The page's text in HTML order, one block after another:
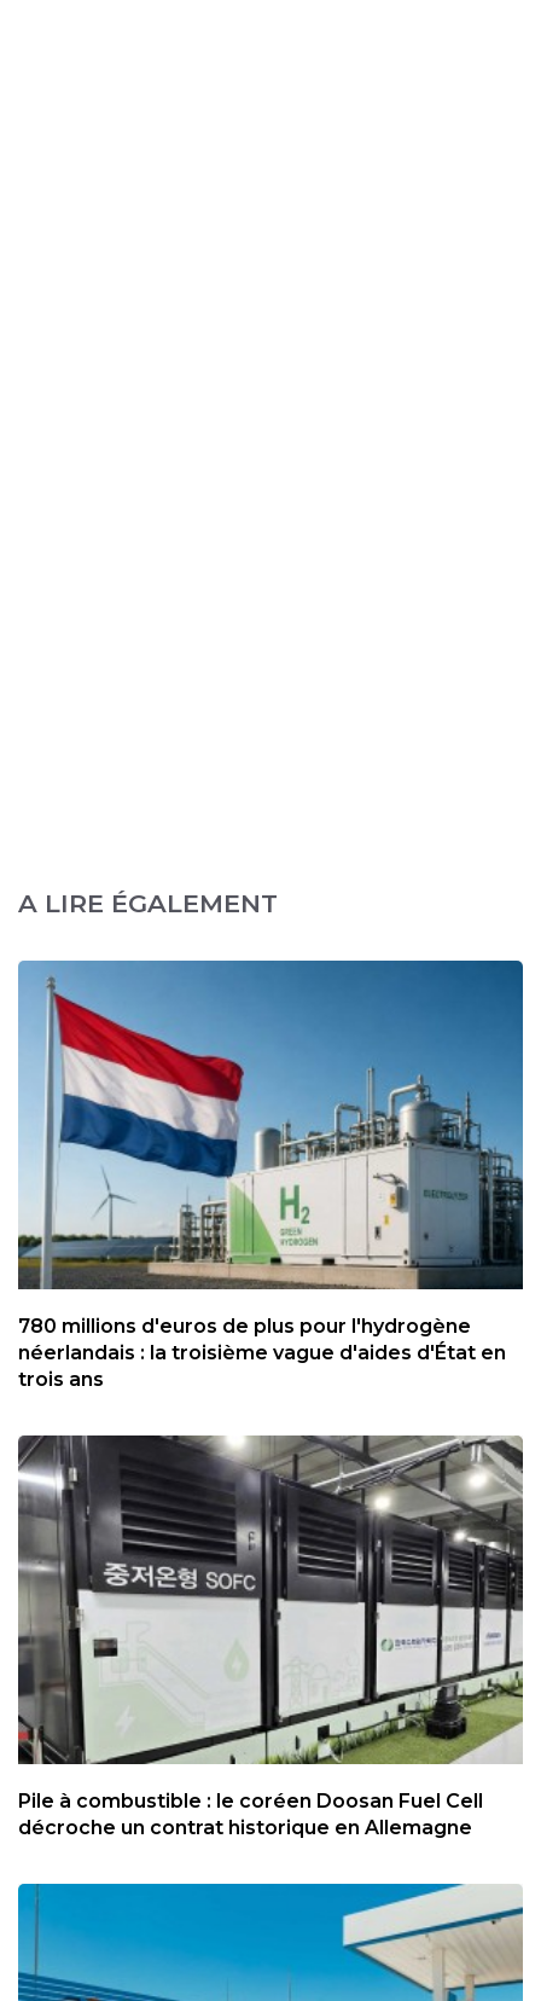
A LIRE ÉGALEMENT
780 millions d'euros de plus pour l'hydrogène
néerlandais : la troisième vague d'aides d'État en
trois ans
Pile à combustible : le coréen Doosan Fuel Cell
décroche un contrat historique en Allemagne